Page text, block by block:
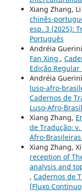
Xiang Zhang, Li
chinês-
esp. 3 (2025):
Português
Andréia
Fan Xing ,
Edição
Andréia
luso-afro-
Cadernos de
Luso-Afro-
Xiang Zhang,
de Tradução:
Afro-
Xiang Zhang,
reception of
analysis and
, Cadernos de
(Fluxo